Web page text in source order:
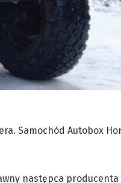
Samochód Autobox
następca producenta